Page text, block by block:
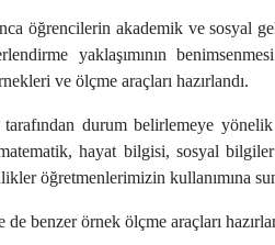
öğrencilerin akademik ve sosyal
yaklaşımının
ve ölçme araçları hazırlandı.
durum belirlemeye
hayat bilgisi, sosyal
öğretmenlerimizin kullanımına
benzer örnek ölçme araçları